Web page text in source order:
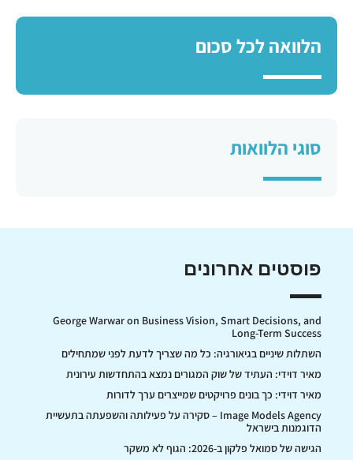
הלוואה לכל סכום
סוגי הלוואות
פוסטים אחרונים
George Warwar on Business Vision, Smart Decisions, and
Long-Term Success
השתלות שיניים בגיאורגיה: כל מה שצריך לדעת לפני שמתחילים
מאיר דוידי: העתיד של שוק המגורים נמצא בהתחדשות עירונית
מאיר דוידי: כך בונים פרויקטים שמייצרים ערך לדורות
Image Models Agency – סקירה על פעילותה והשפעתה בתעשיית
הדוגמנות בישראל
הגישה של סמואל פלקון ב-2026: הגוף לא משקר